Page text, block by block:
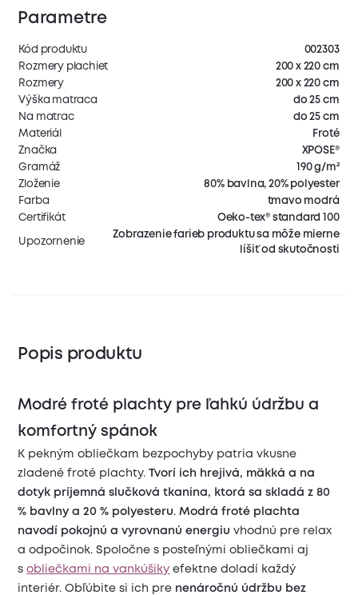
Parametre
Kód produktu
002303
Rozmery plachiet
200 x 220 cm
Rozmery
200 x 220 cm
Výška matraca
do 25 cm
Na matrac
do 25 cm
Materiál
Froté
Značka
XPOSE®
Gramáž
190 g/m²
Zloženie
80% bavlna, 20% polyester
Farba
tmavo modrá
Certifikát
Oeko-tex® standard 100
Upozornenie
Zobrazenie farieb produktu sa môže mierne
líšiť od skutočnosti
Popis produktu
Modré froté plachty pre ľahkú údržbu a
komfortný spánok
K pekným obliečkam bezpochyby patria vkusne
zladené froté plachty.Tvorí ich hrejivá, mäkká a na
dotyk príjemná slučková tkanina, ktorá sa skladá z 80
% bavlny a 20 % polyesteru.Modrá froté plachta
navodí pokojnú a vyrovnanú energiu vhodnú pre relax
a odpočinok. Spoločne s posteľnými obliečkami aj
sobliečkami na vankúšiky efektne doladí každý
interiér. Obľúbite si ich pre nenáročnú údržbu bez